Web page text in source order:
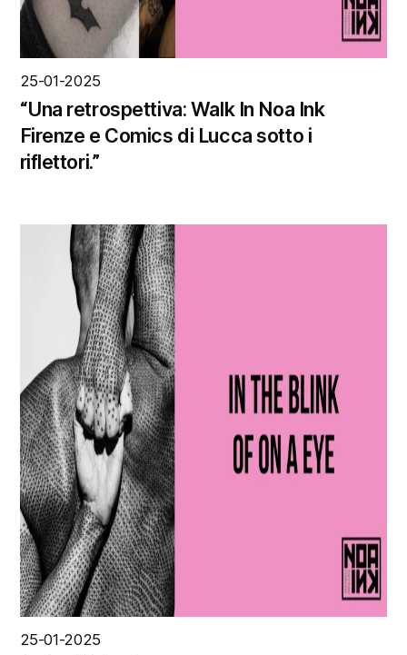
25-01-2025
“Una retrospettiva: Walk In Noa Ink
Firenze e Comics di Lucca sotto i
riflettori.”
25-01-2025